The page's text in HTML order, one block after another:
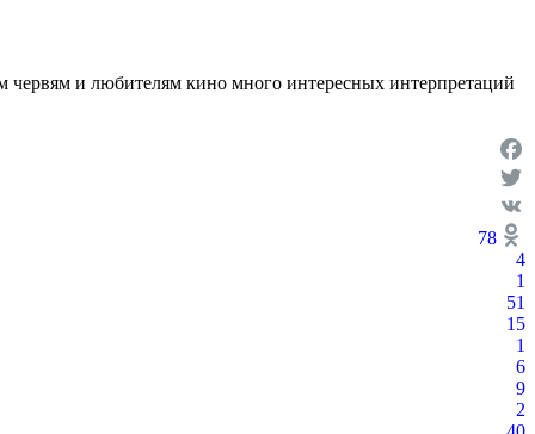
червям и любителям кино много интересных интерпретаций
VK
78
4
1
51
15
1
6
9
2